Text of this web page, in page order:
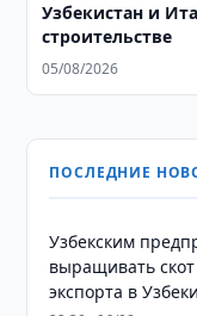
Узбекистан и
строительстве
05/08/2026
ПОСЛЕДНИЕ
Узбекским
выращивать
экспорта в